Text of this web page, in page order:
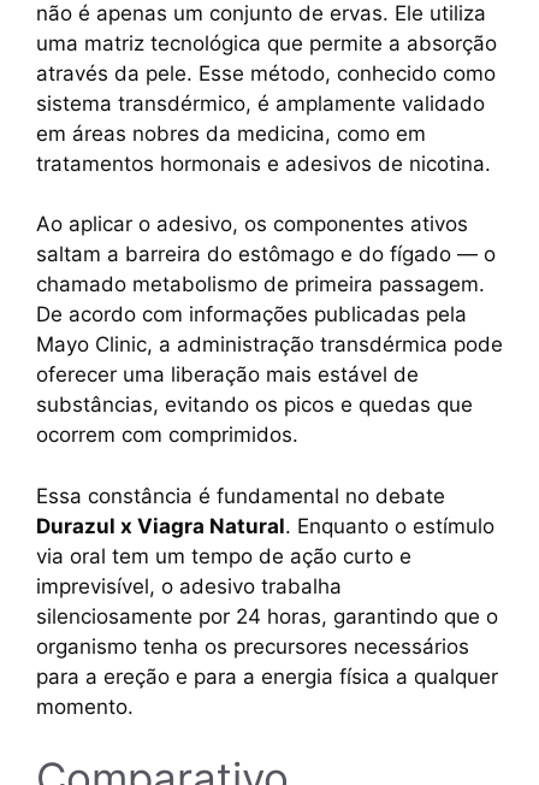
não é apenas um conjunto de ervas. Ele utiliza
uma matriz tecnológica que permite a absorção
através da pele. Esse método, conhecido como
sistema transdérmico, é amplamente validado
em áreas nobres da medicina, como em
tratamentos hormonais e adesivos de nicotina.
Ao aplicar o adesivo, os componentes ativos
saltam a barreira do estômago e do fígado — o
chamado metabolismo de primeira passagem.
De acordo com informações publicadas pela
Mayo Clinic, a administração transdérmica pode
oferecer uma liberação mais estável de
substâncias, evitando os picos e quedas que
ocorrem com comprimidos.
Essa constância é fundamental no debate
Durazul x Viagra Natural. Enquanto o estímulo
via oral tem um tempo de ação curto e
imprevisível, o adesivo trabalha
silenciosamente por 24 horas, garantindo que o
organismo tenha os precursores necessários
para a ereção e para a energia física a qualquer
momento.